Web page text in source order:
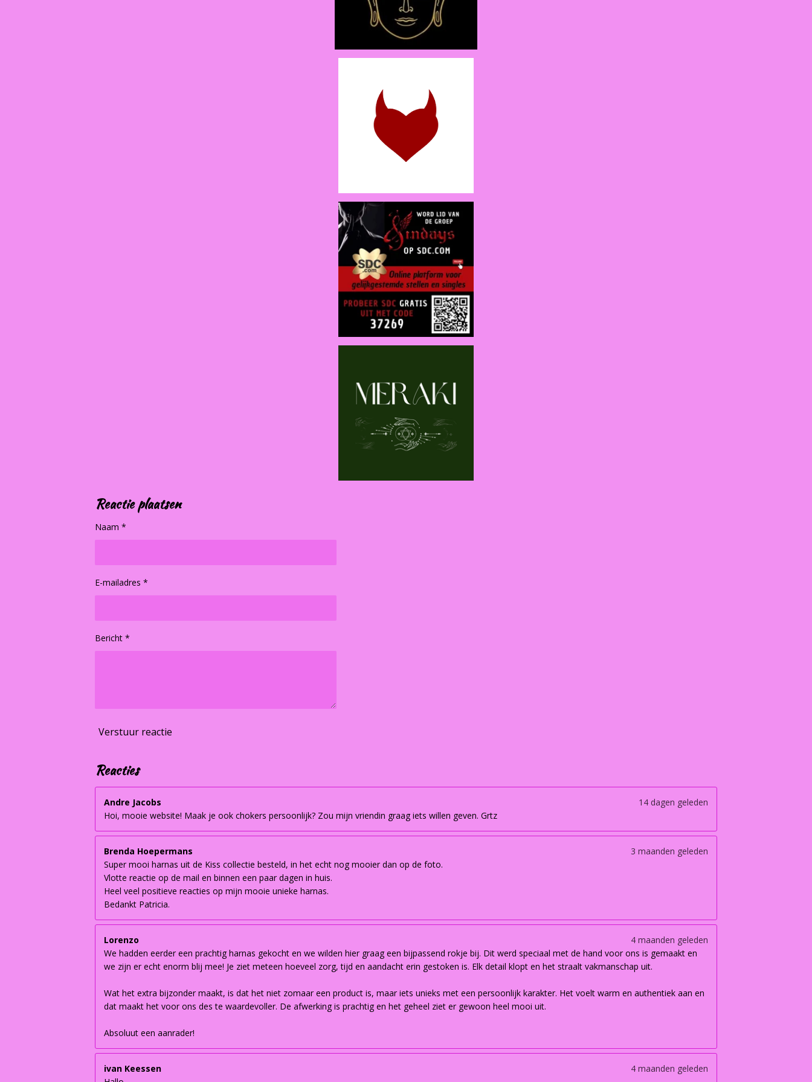
Reactie plaatsen
Naam *
E-mailadres *
Bericht *
Verstuur reactie
Reacties
Andre Jacobs
14 dagen geleden
Hoi, mooie website! Maak je ook chokers persoonlijk? Zou mijn vriendin graag iets willen geven. Grtz
Brenda Hoepermans
3 maanden geleden
Super mooi harnas uit de Kiss collectie besteld, in het echt nog mooier dan op de foto.
Vlotte reactie op de mail en binnen een paar dagen in huis.
Heel veel positieve reacties op mijn mooie unieke harnas.
Bedankt Patricia.
Lorenzo
4 maanden geleden
We hadden eerder een prachtig harnas gekocht en we wilden hier graag een bijpassend rokje bij. Dit werd speciaal met de hand voor ons is gemaakt en
we zijn er echt enorm blij mee! Je ziet meteen hoeveel zorg, tijd en aandacht erin gestoken is. Elk detail klopt en het straalt vakmanschap uit.
Wat het extra bijzonder maakt, is dat het niet zomaar een product is, maar iets unieks met een persoonlijk karakter. Het voelt warm en authentiek aan en
dat maakt het voor ons des te waardevoller. De afwerking is prachtig en het geheel ziet er gewoon heel mooi uit.
Absoluut een aanrader!
ivan Keessen
4 maanden geleden